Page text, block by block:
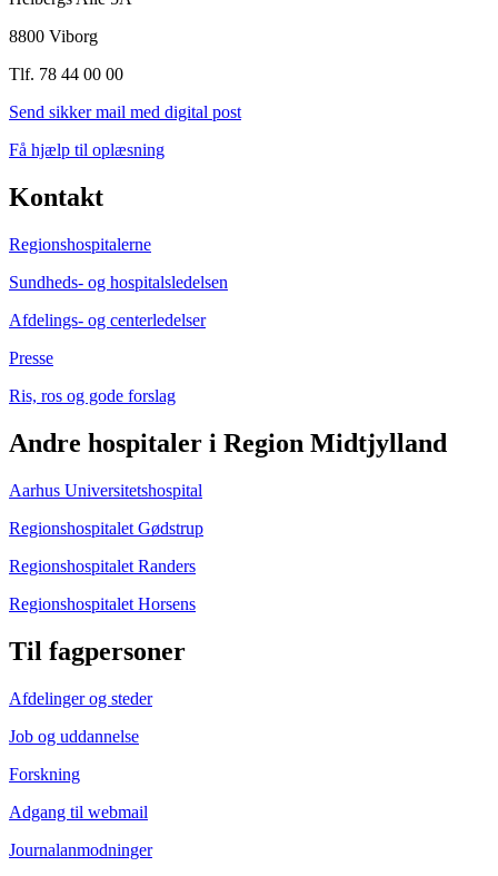
8800 Viborg
Tlf. 78 44 00 00
Send sikker mail med digital post
Få hjælp til oplæsning
Kontakt
Regionshospitalerne
Sundheds- og hospitalsledelsen
Afdelings- og centerledelser
Presse
Ris, ros og gode forslag
Andre hospitaler i Region Midtjylland
Aarhus Universitetshospital
Regionshospitalet Gødstrup
Regionshospitalet Randers
Regionshospitalet Horsens
Til fagpersoner
Afdelinger og steder
Job og uddannelse
Forskning
Adgang til webmail
Journalanmodninger